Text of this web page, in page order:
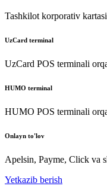
Tashkilot korporativ
UzCard terminal
UzCard POS terminali
HUMO terminal
HUMO POS terminali
Onlayn to'lov
Apelsin, Payme, Click va
Yetkazib berish